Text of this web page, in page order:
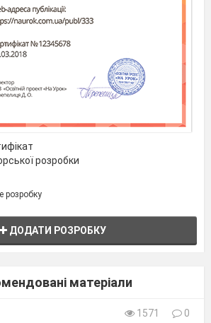
розробки
розробку
ДОДАТИ РОЗРОБКУ
матеріали
1571
0